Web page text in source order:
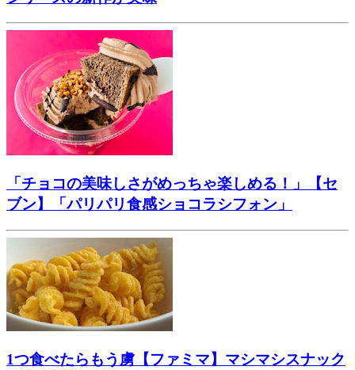
「チョコの美味しさがめっちゃ楽しめる！」【セ
ブン】「パリパリ食感ショコラシフォン」
1つ食べたらもう虜【ファミマ】マシマシスナック